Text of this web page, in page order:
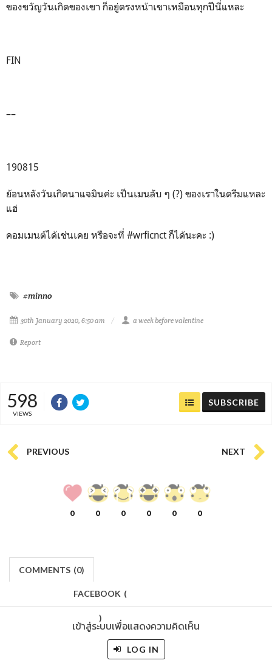
ของขวัญวันเกิดของเขา ก็อยู่ตรงหน้าเขาเหมือนทุกปีนี่แหละ
FIN
––
190815
ย้อนหลังวันเกิดนาแจมินค่ะ เป็นเมนลับ ๆ (?) ของเราในดรีมแหละ
แฮ่
คอมเมนต์ได้เช่นเคย หรือจะที่ #wrficnct ก็ได้นะคะ :)
#minno
30th January 2020, 6:50 am a week before valentine
Report
598
VIEWS
SUBSCRIBE
PREVIOUS NEXT
0 0 0 0 0 0
COMMENTS (0)
FACEBOOK (
)
เข้าสู่ระบบเพื่อแสดงความคิดเห็น
LOG IN